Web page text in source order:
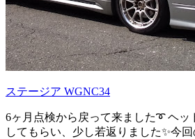
ステージア WGNC34
6ヶ月点検から戻って来ました➰ ヘ
してもらい、少し若返りました✨今